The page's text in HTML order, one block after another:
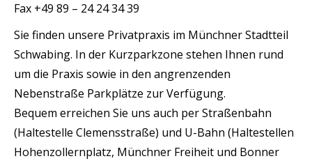
Fax +49 89 – 24 24 34 39
Sie finden unsere Privatpraxis im Münchner Stadtteil
Schwabing. In der Kurzparkzone stehen Ihnen rund
um die Praxis sowie in den angrenzenden
Nebenstraße Parkplätze zur Verfügung.
Bequem erreichen Sie uns auch per Straßenbahn
(Haltestelle Clemensstraße) und U-Bahn (Haltestellen
Hohenzollernplatz, Münchner Freiheit und Bonner